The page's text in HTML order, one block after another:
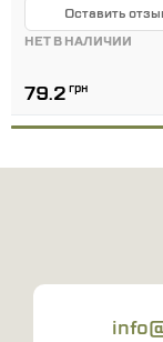
Оставить
НЕТ В НАЛИЧИИ
79.2 грн